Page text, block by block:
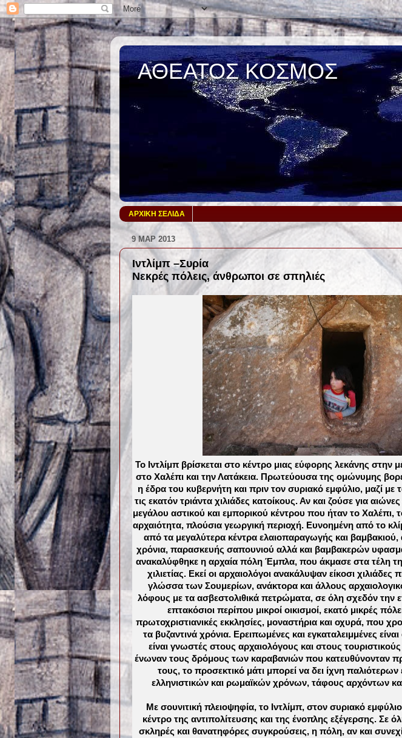
ΑΘΕΑΤΟΣ ΚΟΣΜΟΣ
ΑΡΧΙΚΗ ΣΕΛΙΔΑ
9 ΜΑΡ 2013
Ιντλίμπ –Συρία
Νεκρές πόλεις, άνθρωποι σε σπηλιές
Το Ιντλίμπ βρίσκεται στο κέντρο μιας εύφορης λεκάνης
στο Χαλέπι και την Λατάκεια. Πρωτεύουσα της ομώνυμης
η έδρα του κυβερνήτη και πριν τον συριακό εμφύλιο, μαζί
τις εκατόν τριάντα χιλιάδες κατοίκους. Αν και ζούσε για
μεγάλου αστικού και εμπορικού κέντρου που ήταν το Χαλέπι,
αρχαιότητα, πλούσια γεωργική περιοχή. Ευνοημένη από το
από τα μεγαλύτερα κέντρα ελαιοπαραγωγής και
χρόνια, παρασκευής σαπουνιού αλλά και βαμβακερών
ανακαλύφθηκε η αρχαία πόλη Έμπλα, που άκμασε στα τέλη
χιλιετίας. Εκεί οι αρχαιολόγοι ανακάλυψαν είκοσι χιλιάδες
γλώσσα των Σουμερίων, ανάκτορα και άλλους
λόφους με τα ασβεστολιθικά πετρώματα, σε όλη σχεδόν την
επτακόσιοι περίπου μικροί οικισμοί, εκατό μικρές
πρωτοχριστιανικές εκκλησίες, μοναστήρια και οχυρά, που
τα βυζαντινά χρόνια. Ερειπωμένες και εγκαταλειμμένες
είναι γνωστές στους αρχαιολόγους και στους
ένωναν τους δρόμους των καραβανιών που κατευθύνονταν
τους, το προσεκτικό μάτι μπορεί να δει ίχνη
ελληνιστικών και ρωμαϊκών χρόνων, τάφους αρχόντων
Με σουνιτική πλειοψηφία, το Ιντλίμπ, στον συριακό
κέντρο της αντιπολίτευσης και της ένοπλης εξέγερσης. Σε
σκληρές και θανατηφόρες συγκρούσεις, η πόλη, αν και